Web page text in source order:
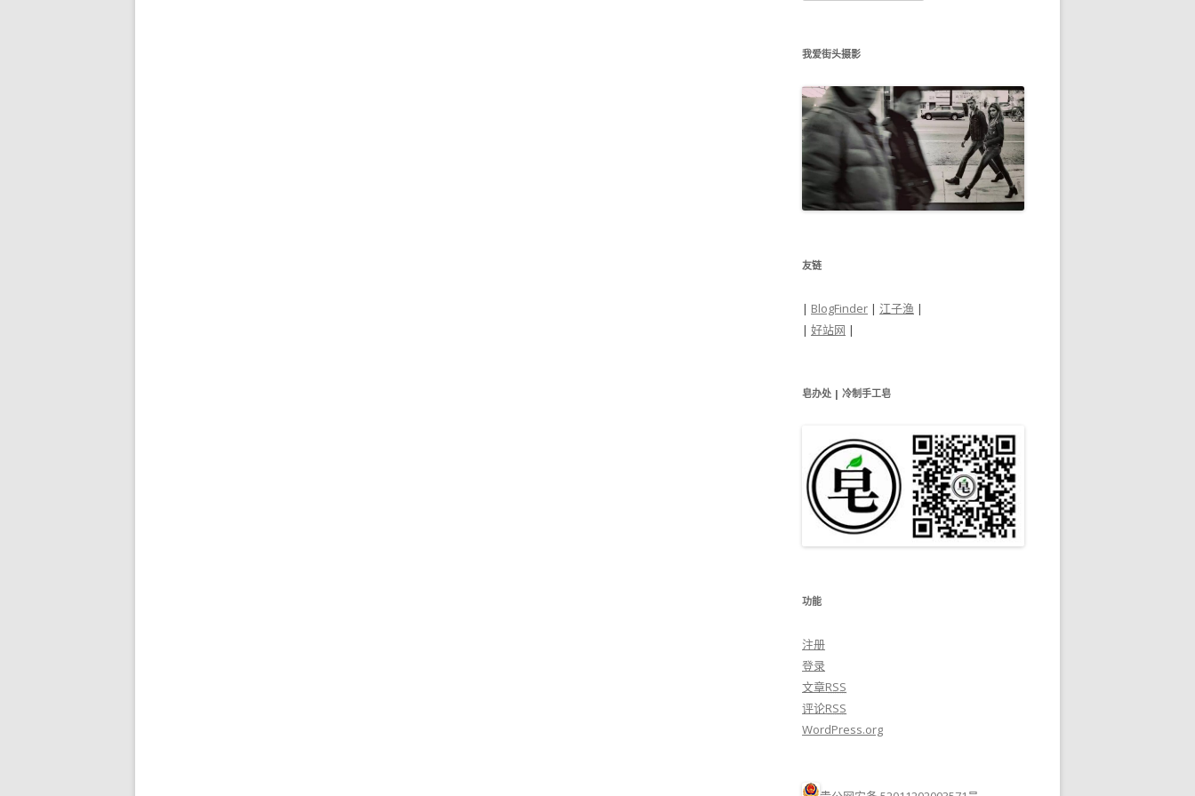
我爱街头摄影
友链
| BlogFinder | 江子渔 |
| 好站网 |
皂办处 | 冷制手工皂
功能
注册
登录
文章RSS
评论RSS
WordPress.org